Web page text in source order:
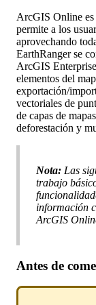
ArcGIS Online es
permite a los
aprovechando
EarthRanger se
ArcGIS Enterprise
elementos del
exportación/
vectoriales de
de capas de mapas
deforestación y
Nota: Las
trabajo bá
información
ArcGIS
Antes de